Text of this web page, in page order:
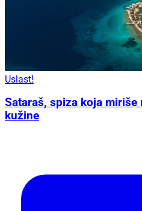
Uslast!
Sataraš, spiza koja
kužine